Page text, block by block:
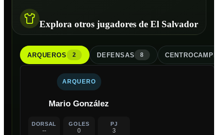
Explora otros jugadores de El Salvador
ARQUEROS 2 DEFENSAS 8
ARQUERO
Mario González
DORSAL
--
GOLES
0
PJ
3